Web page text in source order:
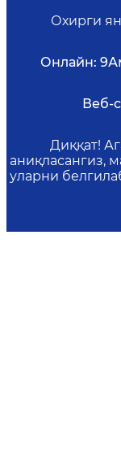
Охирги
Онлайн: 9
Веб-
Диққат!
аниқласангиз,
уларни